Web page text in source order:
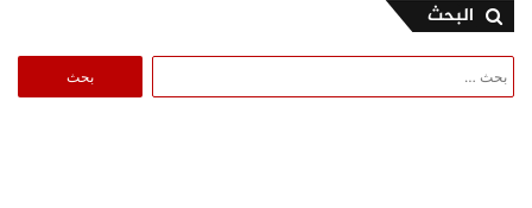
البحث
عن: